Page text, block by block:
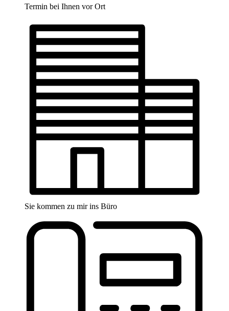
Termin bei Ihnen vor Ort
Sie kommen zu mir ins Büro